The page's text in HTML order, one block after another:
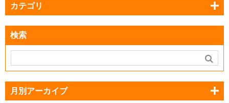
カテゴリ
検索
月別アーカイブ